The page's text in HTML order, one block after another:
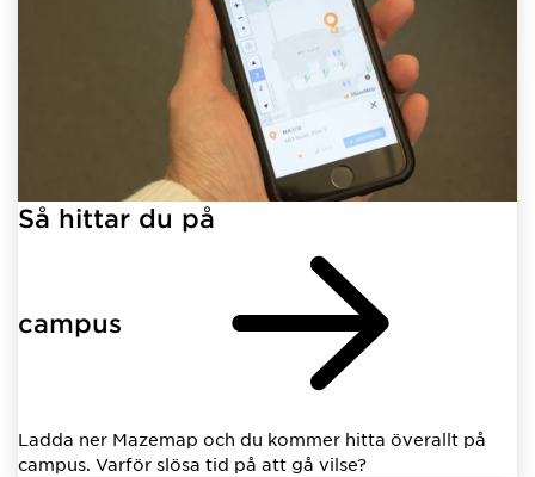
Så hittar du på
campus
Ladda ner Mazemap och du kommer hitta överallt på
campus. Varför slösa tid på att gå vilse?